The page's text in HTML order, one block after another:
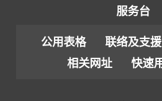
服务台
公用表格 联络及支援
相关网址
快速